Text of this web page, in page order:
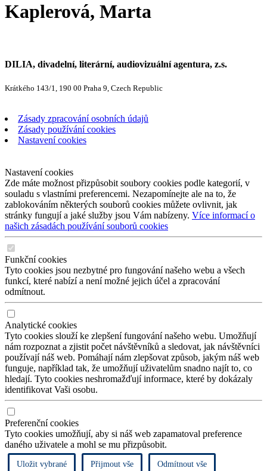
Kaplerová, Marta
DILIA, divadelní, literární, audiovizuální agentura, z.s.
Krátkého 143/1, 190 00 Praha 9, Czech Republic
Zásady zpracování osobních údajů
Zásady používání cookies
Nastavení cookies
Nastavení cookies
Zde máte možnost přizpůsobit soubory cookies podle kategorií, v
souladu s vlastními preferencemi. Nezapomínejte ale na to, že
zablokováním některých souborů cookies můžete ovlivnit, jak
stránky fungují a jaké služby jsou Vám nabízeny. Více informací o
našich zásadách používání souborů cookies
Funkční cookies
Tyto cookies jsou nezbytné pro fungování našeho webu a všech
funkcí, které nabízí a není možné jejich účel a zpracování
odmítnout.
Analytické cookies
Tyto cookies slouží ke zlepšení fungování našeho webu. Umožňují
nám rozpoznat a zjistit počet návštěvníků a sledovat, jak návštěvníci
používají náš web. Pomáhají nám zlepšovat způsob, jakým náš web
funguje, například tak, že umožňují uživatelům snadno najít to, co
hledají. Tyto cookies neshromažďují informace, které by dokázaly
identifikovat Vaši osobu.
Preferenční cookies
Tyto cookies umožňují, aby si náš web zapamatoval preference
daného uživatele a mohl se mu přizpůsobit.
Uložit vybrané Přijmout vše Odmítnout vše